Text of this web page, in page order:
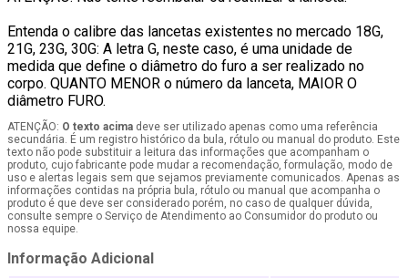
Entenda o calibre das lancetas existentes no mercado 18G,
21G, 23G, 30G: A letra G, neste caso, é uma unidade de
medida que define o diâmetro do furo a ser realizado no
corpo. QUANTO MENOR o número da lanceta, MAIOR O
diâmetro FURO.
ATENÇÃO: O texto acima deve ser utilizado apenas como uma referência
secundária. É um registro histórico da bula, rótulo ou manual do produto. Este
texto não pode substituir a leitura das informações que acompanham o
produto, cujo fabricante pode mudar a recomendação, formulação, modo de
uso e alertas legais sem que sejamos previamente comunicados. Apenas as
informações contidas na própria bula, rótulo ou manual que acompanha o
produto é que deve ser considerado porém, no caso de qualquer dúvida,
consulte sempre o Serviço de Atendimento ao Consumidor do produto ou
nossa equipe.
Informação Adicional